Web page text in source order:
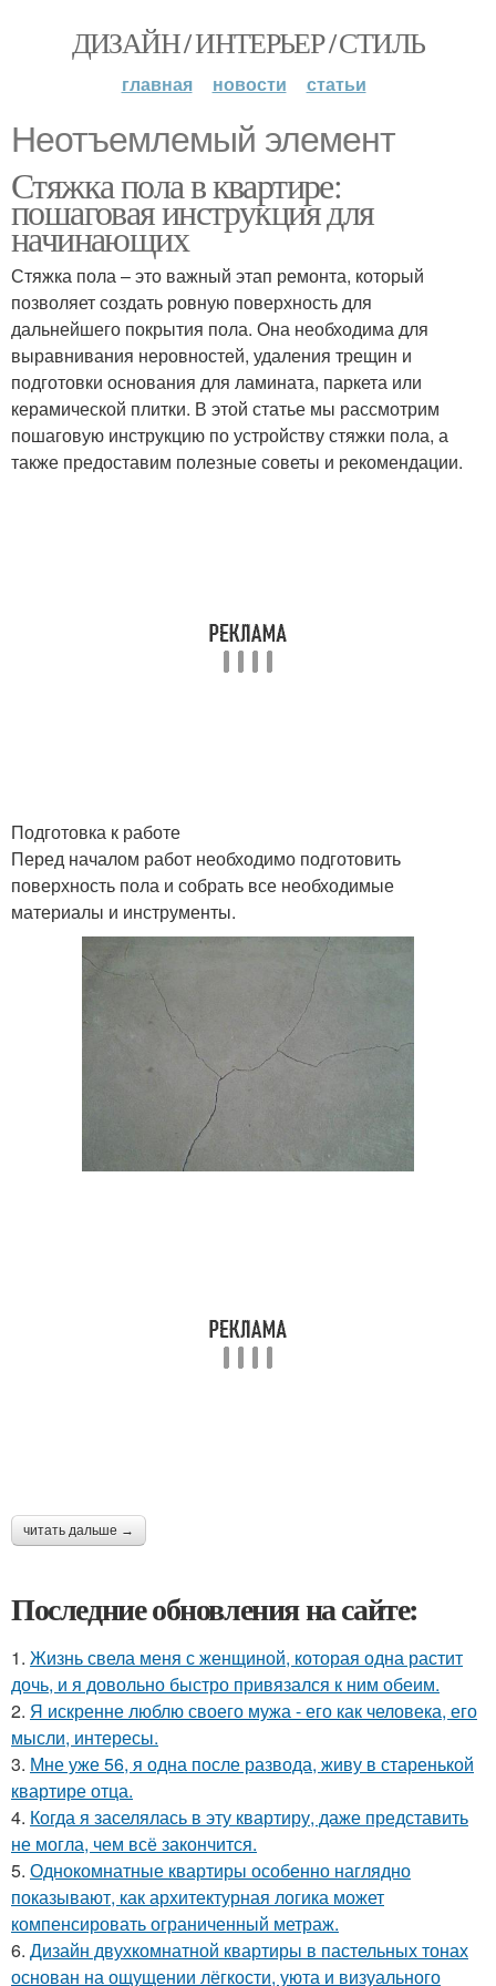
ДИЗАЙН / ИНТЕРЬЕР / СТИЛЬ
главная новости статьи
Неотъемлемый элемент
Стяжка пола в квартире:
пошаговая инструкция для
начинающих
Стяжка пола – это важный этап ремонта, который
позволяет создать ровную поверхность для
дальнейшего покрытия пола. Она необходима для
выравнивания неровностей, удаления трещин и
подготовки основания для ламината, паркета или
керамической плитки. В этой статье мы рассмотрим
пошаговую инструкцию по устройству стяжки пола, а
также предоставим полезные советы и рекомендации.
Подготовка к работе
Перед началом работ необходимо подготовить
поверхность пола и собрать все необходимые
материалы и инструменты.
читать дальше →
Последние обновления на сайте:
1. Жизнь свела меня с женщиной, которая одна растит
дочь, и я довольно быстро привязался к ним обеим.
2. Я искренне люблю своего мужа - его как человека, его
мысли, интересы.
3. Мне уже 56, я одна после развода, живу в старенькой
квартире отца.
4. Когда я заселялась в эту квартиру, даже представить
не могла, чем всё закончится.
5. Однокомнатные квартиры особенно наглядно
показывают, как архитектурная логика может
компенсировать ограниченный метраж.
6. Дизайн двухкомнатной квартиры в пастельных тонах
основан на ощущении лёгкости, уюта и визуального